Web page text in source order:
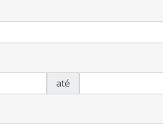
até